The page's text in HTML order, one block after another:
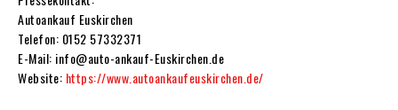
Autoankauf Euskirchen
Telefon: 0152 57332371
E-Mail: info@auto-ankauf-Euskirchen.de
Website: https://www.autoankaufeuskirchen.de/